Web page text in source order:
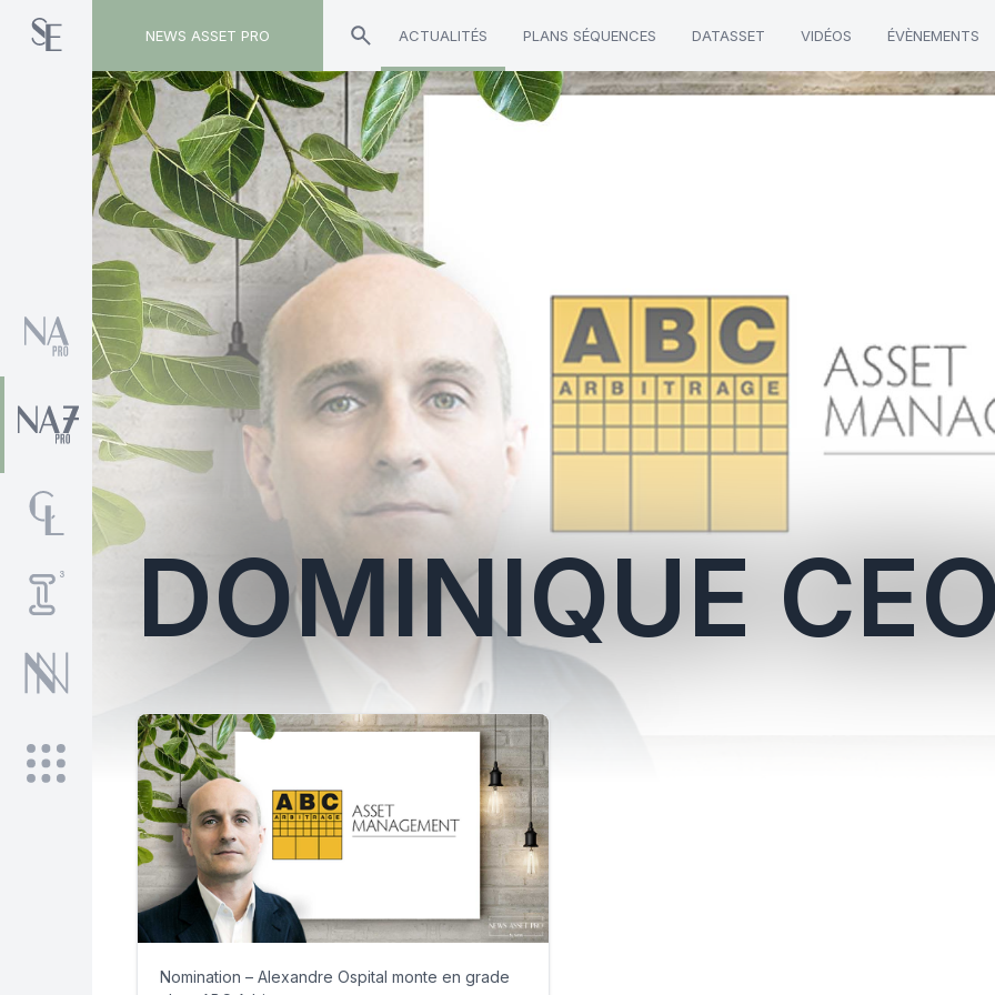
NEWS ASSET PRO ACTUALITÉS PLANS SÉQUENCES DATASSET VIDÉOS ÉVÈNEMENTS
Toute l'actualité sur le tag "Dominique Ceolin"
DOMINIQUE
Nomination – Alexandre Ospital monte en grade